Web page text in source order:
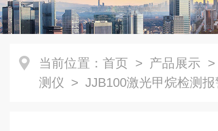
当前位置： 首页 > 产品展示
测仪 > JJB100激光甲烷检测报